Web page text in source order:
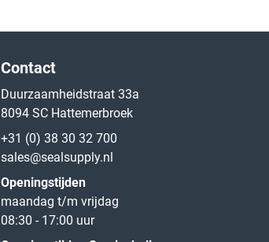
Contact
Duurzaamheidstraat 33a
8094 SC Hattemerbroek
+31 (0) 38 30 32 700
sales@sealsupply.nl
Openingstijden
maandag t/m vrijdag
08:30 - 17:00 uur